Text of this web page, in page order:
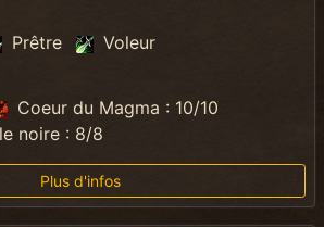
Prêtre
Voleur
Coeur du Magma : 10/10
noire : 8/8
Plus d'infos